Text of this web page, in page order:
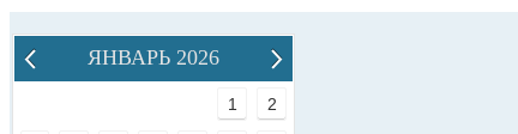
ЯНВАРЬ 2026
1 2